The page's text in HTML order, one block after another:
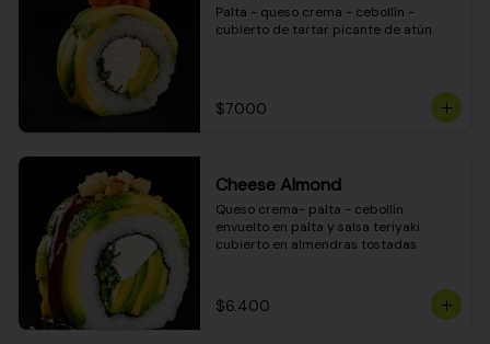
Palta - queso crema - cebollín -
cubierto de tartar picante de atún
$7.000
Cheese Almond
Queso crema- palta - cebollín
envuelto en palta y salsa teriyaki
cubierto en almendras tostadas
$6.400